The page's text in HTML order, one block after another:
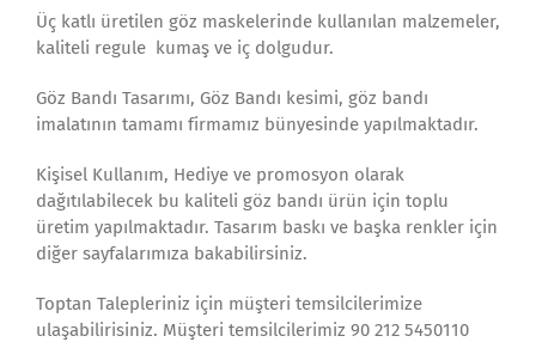
Üç katlı üretilen göz maskelerinde kullanılan malzemeler,
kaliteli regule kumaş ve iç dolgudur.
Göz Bandı Tasarımı, Göz Bandı kesimi, göz bandı
imalatının tamamı firmamız bünyesinde yapılmaktadır.
Kişisel Kullanım, Hediye ve promosyon olarak
dağıtılabilecek bu kaliteli göz bandı ürün için toplu
üretim yapılmaktadır. Tasarım baskı ve başka renkler için
diğer sayfalarımıza bakabilirsiniz.
Toptan Talepleriniz için müşteri temsilcilerimize
ulaşabilirisiniz. Müşteri temsilcilerimiz 90 212 5450110